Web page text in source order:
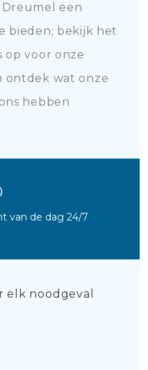
een
bieden; bekijk het
op voor onze
ontdek wat onze
hebben
van de dag 24/7
elk noodgeval